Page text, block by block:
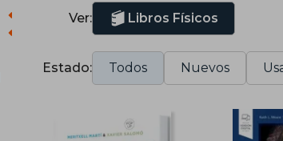
Ver: Libros Físicos
Estado: Todos Nuevos